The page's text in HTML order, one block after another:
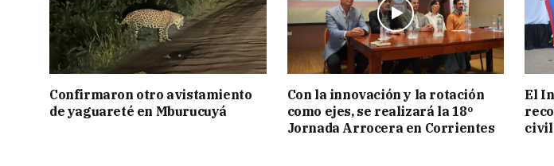
Confirmaron otro avistamiento
de yaguareté en Mburucuyá
Con la innovación y la rotación
como ejes, se realizará la 18º
Jornada Arrocera en Corrientes
El
civil